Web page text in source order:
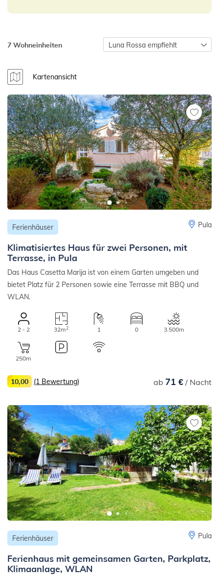
7 Wohneinheiten Luna Rossa empfiehlt
Kartenansicht
Ferienhäuser Pula
Klimatisiertes Haus für zwei Personen, mit
Terrasse, in Pula
Das Haus Casetta Marija ist von einem Garten umgeben und
bietet Platz für 2 Personen sowie eine Terrasse mit BBQ und
WLAN.
2 - 2 32m2 1 0 3.500m
250m
ab 71 €/ Nacht
10,00 (1 Bewertung)
Ferienhäuser Pula
Ferienhaus mit gemeinsamen Garten, Parkplatz,
Klimaanlage, WLAN